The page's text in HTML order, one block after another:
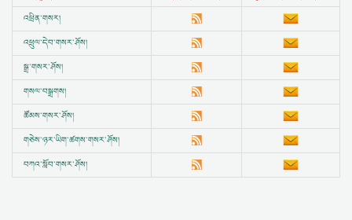
འཕྲིན་གསར།
འཕྲུལ་དེབ་གསར་ཤོས།
སྒྲ་གསར་ཤོས།
གསལ་བསྒྲགས།
ཚོམས་གསར་ཤོས།
གཅེས་ཉར་ཡིག་ཚགས་གསར་ཤོས།
བཀའ་སློབ་གསར་ཤོས།